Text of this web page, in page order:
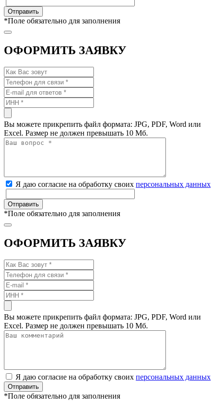
*Поле обязательно для заполнения
ОФОРМИТЬ ЗАЯВКУ
Вы можете прикрепить файл формата: JPG, PDF, Word или
Excel. Размер не должен превышать 10 Мб.
Я даю согласие на обработку своих персональных данных
*Поле обязательно для заполнения
ОФОРМИТЬ ЗАЯВКУ
Вы можете прикрепить файл формата: JPG, PDF, Word или
Excel. Размер не должен превышать 10 Мб.
Я даю согласие на обработку своих персональных данных
*Поле обязательно для заполнения